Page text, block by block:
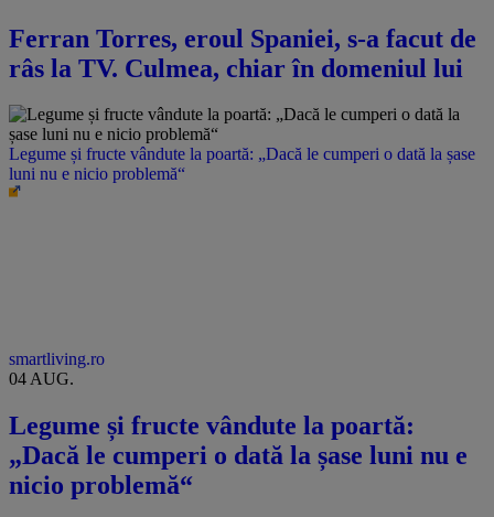
Ferran Torres, eroul Spaniei, s-a facut de
râs la TV. Culmea, chiar în domeniul lui
Legume și fructe vândute la poartă: „Dacă le cumperi o dată la șase
luni nu e nicio problemă“
smartliving.ro
04 AUG.
Legume și fructe vândute la poartă:
„Dacă le cumperi o dată la șase luni nu e
nicio problemă“